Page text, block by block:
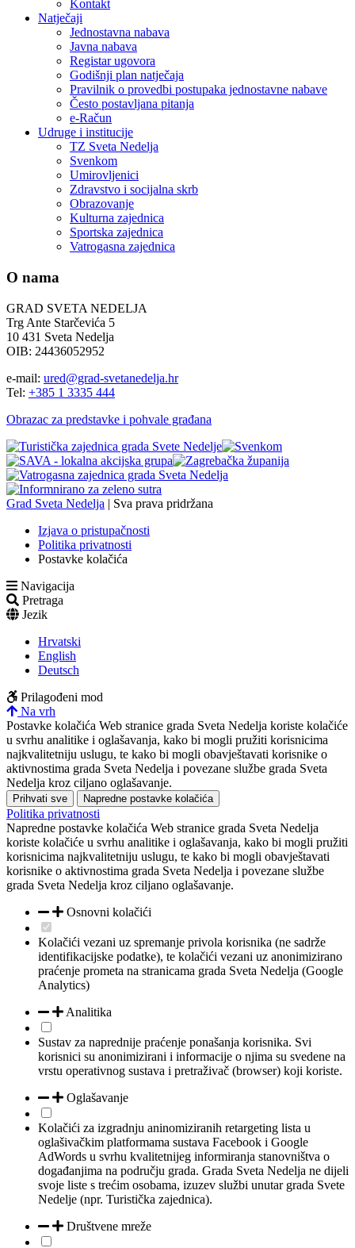
Kontakt
Natječaji
Jednostavna nabava
Javna nabava
Registar ugovora
Godišnji plan natječaja
Pravilnik o provedbi postupaka jednostavne nabave
Često postavljana pitanja
e-Račun
Udruge i institucije
TZ Sveta Nedelja
Svenkom
Umirovljenici
Zdravstvo i socijalna skrb
Obrazovanje
Kulturna zajednica
Sportska zajednica
Vatrogasna zajednica
O nama
GRAD SVETA NEDELJA
Trg Ante Starčevića 5
10 431 Sveta Nedelja
OIB: 24436052952
e-mail: ured@grad-svetanedelja.hr
Tel: +385 1 3335 444
Obrazac za predstavke i pohvale građana
Grad Sveta Nedelja | Sva prava pridržana
Izjava o pristupačnosti
Politika privatnosti
Postavke kolačića
Navigacija
Pretraga
Jezik
Hrvatski
English
Deutsch
Prilagođeni mod
Na vrh
Postavke kolačića Web stranice grada Sveta Nedelja koriste kolačiće
u svrhu analitike i oglašavanja, kako bi mogli pružiti korisnicima
najkvalitetniju uslugu, te kako bi mogli obavještavati korisnike o
aktivnostima grada Sveta Nedelja i povezane službe grada Sveta
Nedelja kroz ciljano oglašavanje.
Prihvati sve Napredne postavke kolačića
Politika privatnosti
Napredne postavke kolačića Web stranice grada Sveta Nedelja
koriste kolačiće u svrhu analitike i oglašavanja, kako bi mogli pružiti
korisnicima najkvalitetniju uslugu, te kako bi mogli obavještavati
korisnike o aktivnostima grada Sveta Nedelja i povezane službe
grada Sveta Nedelja kroz ciljano oglašavanje.
Osnovni kolačići
Kolačići vezani uz spremanje privola korisnika (ne sadrže
identifikacijske podatke), te kolačići vezani uz anonimizirano
praćenje prometa na stranicama grada Sveta Nedelja (Google
Analytics)
Analitika
Sustav za naprednije praćenje ponašanja korisnika. Svi
korisnici su anonimizirani i informacije o njima su svedene na
vrstu operativnog sustava i pretraživač (browser) koji koriste.
Oglašavanje
Kolačići za izgradnju aninomiziranih retargeting lista u
oglašivačkim platformama sustava Facebook i Google
AdWords u svrhu kvalitetnijeg informiranja stanovništva o
događanjima na području grada. Grada Sveta Nedelja ne dijeli
svoje liste s trećim osobama, izuzev službi unutar grada Svete
Nedelje (npr. Turistička zajednica).
Društvene mreže